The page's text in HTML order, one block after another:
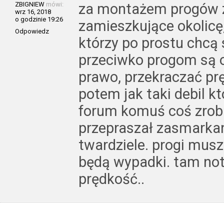
ZBIGNIEW mówi:
wrz 16, 2018
o godzinie 19:26
Odpowiedz
za montażem
zamieszkujące
którzy po prostu chcą
przeciwko progom są
prawo, przekraczać
potem jak taki debil
forum komuś coś
przepraszał
twardziele. progi
będą wypadki. tam
prędkość..